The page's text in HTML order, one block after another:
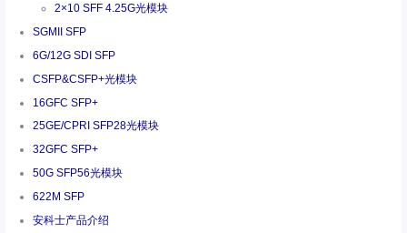
2×10 SFF 4.25G光模块
SGMII SFP
6G/12G SDI SFP
CSFP&CSFP+光模块
16GFC SFP+
25GE/CPRI SFP28光模块
32GFC SFP+
50G SFP56光模块
622M SFP
安科士产品介绍